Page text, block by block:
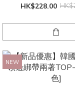
HK$228.00
NEW